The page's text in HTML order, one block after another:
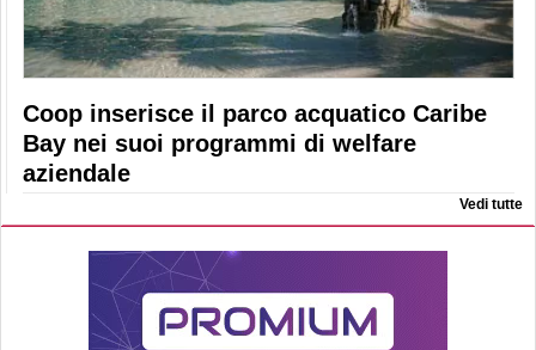
Coop inserisce il parco acquatico Caribe
Bay nei suoi programmi di welfare
aziendale
Vedi tutte